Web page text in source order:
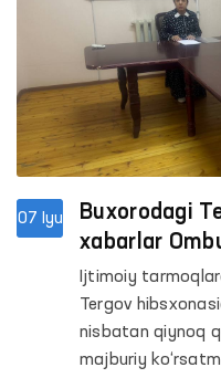
qamrab olindi.
07 Iyu
Buxorodagi
xabarlar
o‘rganildi
Ijtimoiy
Tergov
nisbatan qiynoq
majburiy